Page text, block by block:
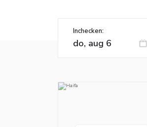
Inchecken: